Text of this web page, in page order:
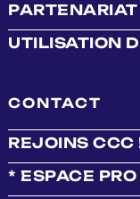
PARTENARIAT
UTILISATION
CONTACT
REJOINS CCC
* ESPACE PRO